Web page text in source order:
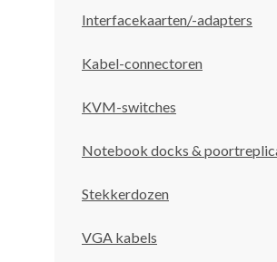
Interfacekaarten/-adapters
Kabel-connectoren
KVM-switches
Notebook docks &
Stekkerdozen
VGA kabels